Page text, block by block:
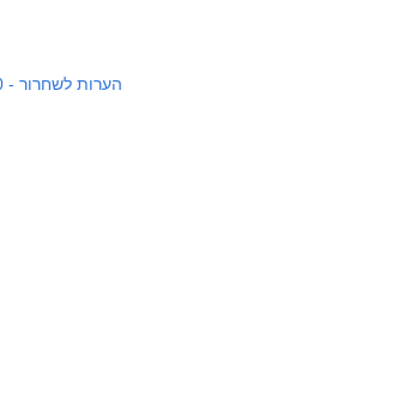
הערות לשחרור - 2020